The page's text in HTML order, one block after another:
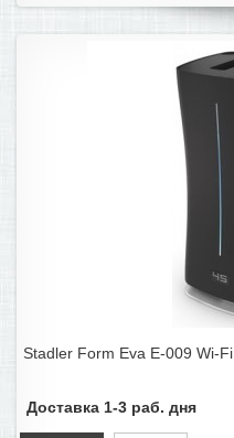
Stadler Form Eva E-009 Wi-Fi
Доставка 1-3 раб. дня